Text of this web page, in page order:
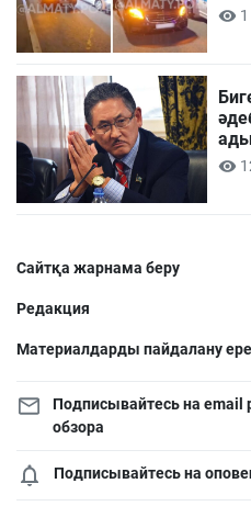
1
Сайтқа жарнама беру
Редакция
Материалдарды пайдалану
Подписывайтесь на email
обзора
Подписывайтесь на